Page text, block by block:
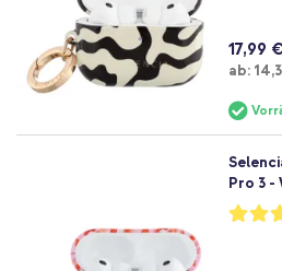
17,99
ab: Ab
Pro 3 -
94%